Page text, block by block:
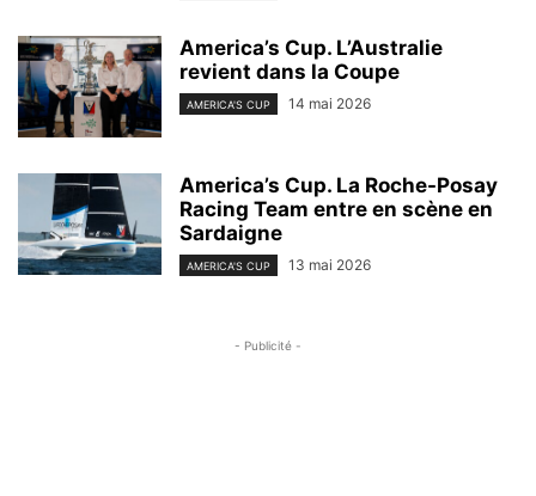
America’s Cup. L’Australie
revient dans la Coupe
AMERICA'S CUP 14 mai 2026
America’s Cup. La Roche-Posay
Racing Team entre en scène en
Sardaigne
AMERICA'S CUP 13 mai 2026
- Publicité -